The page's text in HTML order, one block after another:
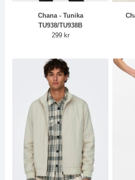
Chana - Tunika
TU938/TU938B
299 kr